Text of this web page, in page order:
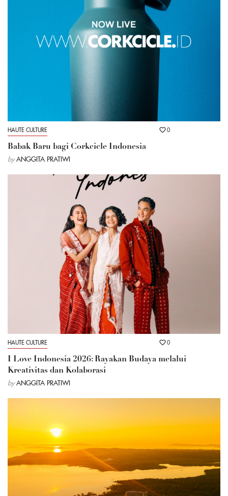
HAUTE CULTURE 0
Babak Baru bagi Corkcicle Indonesia
by ANGGITA PRATIWI
HAUTE CULTURE 0
I Love Indonesia 2026: Rayakan Budaya melalui
Kreativitas dan Kolaborasi
by ANGGITA PRATIWI